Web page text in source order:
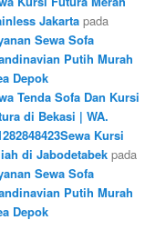
Jakarta pada
Sewa Sofa
Putih Murah
Depok
Tenda Sofa Dan Kursi
di Bekasi | WA.
Kursi
di Jabodetabek pada
Sewa Sofa
Putih Murah
Depok